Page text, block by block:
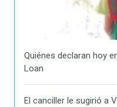
Quiénes declaran hoy
Loan
El canciller le sugirió a